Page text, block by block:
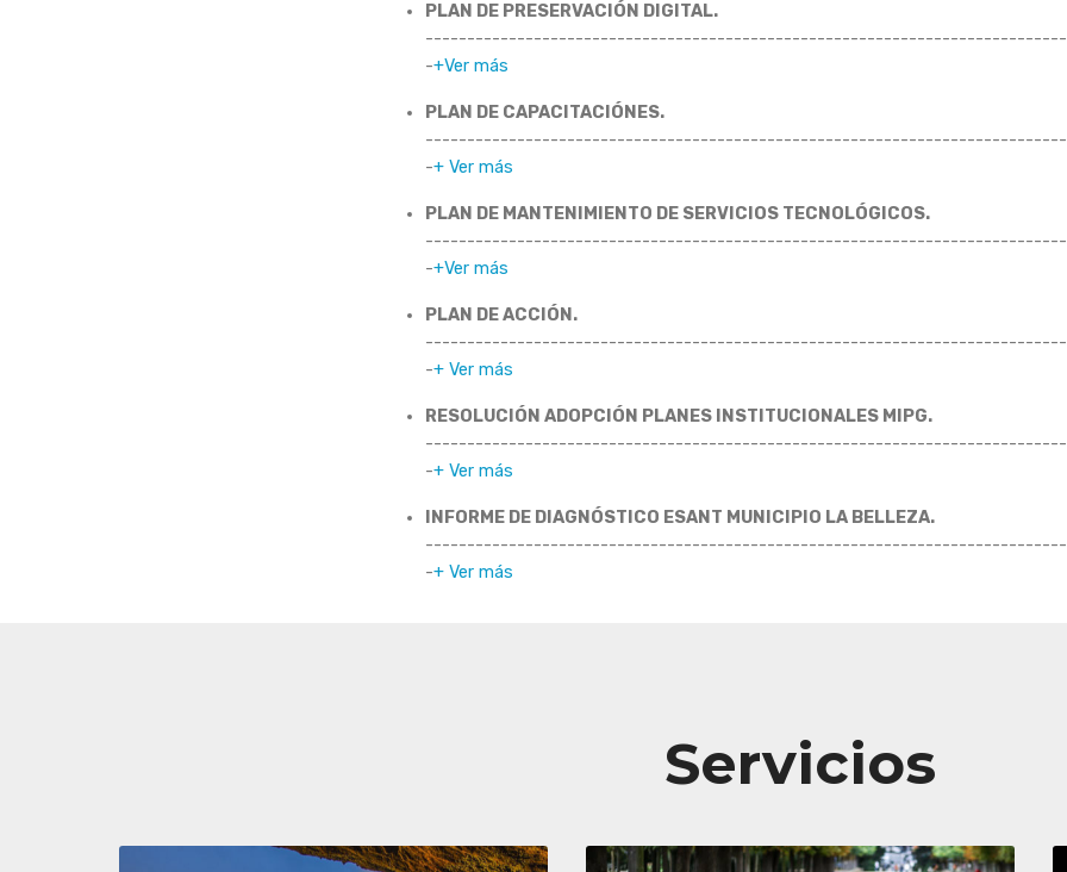
PLAN DE PRESERVACIÓN DIGITAL.
-+Ver más
PLAN DE CAPACITACIÓNES.
-+ Ver más
PLAN DE MANTENIMIENTO DE SERVICIOS TECNOLÓGICOS.
-+Ver más
PLAN DE ACCIÓN.
-+ Ver más
RESOLUCIÓN ADOPCIÓN PLANES INSTITUCIONALES MIPG.
-+ Ver más
INFORME DE DIAGNÓSTICO ESANT MUNICIPIO LA BELLEZA.
-+ Ver más
Servicios